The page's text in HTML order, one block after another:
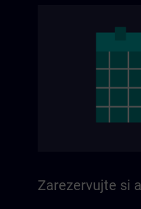
Zarezervujte si